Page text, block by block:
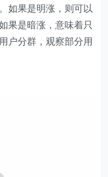
如果是明涨，则可以
果是暗涨，意味着只
户分群，观察部分用